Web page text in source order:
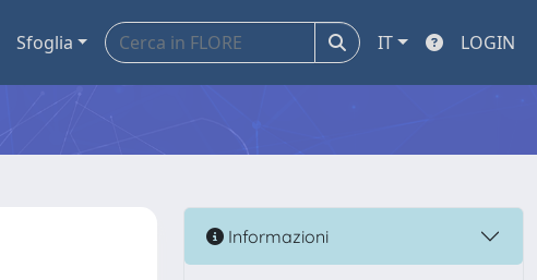
Sfoglia IT LOGIN
Informazioni